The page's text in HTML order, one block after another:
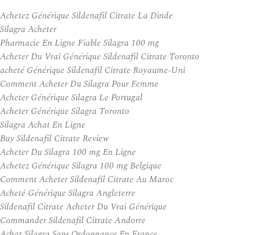
Achetez Générique Sildenafil Citrate La Dinde
Silagra Acheter
Pharmacie En Ligne Fiable Silagra 100 mg
Acheter Du Vrai Générique Sildenafil Citrate Toronto
acheté Générique Sildenafil Citrate Royaume-Uni
Comment Acheter Du Silagra Pour Femme
Acheter Générique Silagra Le Portugal
Acheter Générique Silagra Toronto
Silagra Achat En Ligne
Buy Sildenafil Citrate Review
Acheter Du Silagra 100 mg En Ligne
Achetez Générique Silagra 100 mg Belgique
Comment Acheter Sildenafil Citrate Au Maroc
Acheté Générique Silagra Angleterre
Sildenafil Citrate Acheter Du Vrai Générique
Commander Sildenafil Citrate Andorre